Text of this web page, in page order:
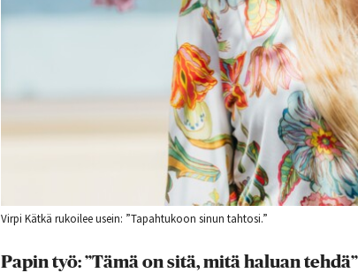
Virpi Kätkä rukoilee usein: ”Tapahtukoon sinun tahtosi.”
Papin työ: ”Tämä on sitä, mitä haluan tehdä”